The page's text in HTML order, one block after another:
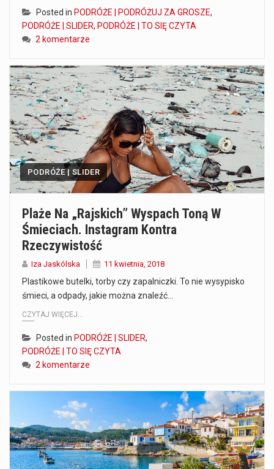
Posted in PODRÓŻE | PODRÓŻUJ ZA GROSZE,
PODRÓŻE | SLIDER, PODRÓŻE | TO SIĘ CZYTA
2 komentarze
PODRÓŻE | SLIDER
Plaże Na „rajskich” Wyspach Toną W
Śmieciach. Instagram Kontra
Rzeczywistość
Iza Jaskólska 11 kwietnia, 2018
Plastikowe butelki, torby czy zapalniczki. To nie wysypisko
śmieci, a odpady, jakie można znaleźć…
CZYTAJ WIĘCEJ...
Posted in PODRÓŻE | SLIDER,
PODRÓŻE | TO SIĘ CZYTA
2 komentarze